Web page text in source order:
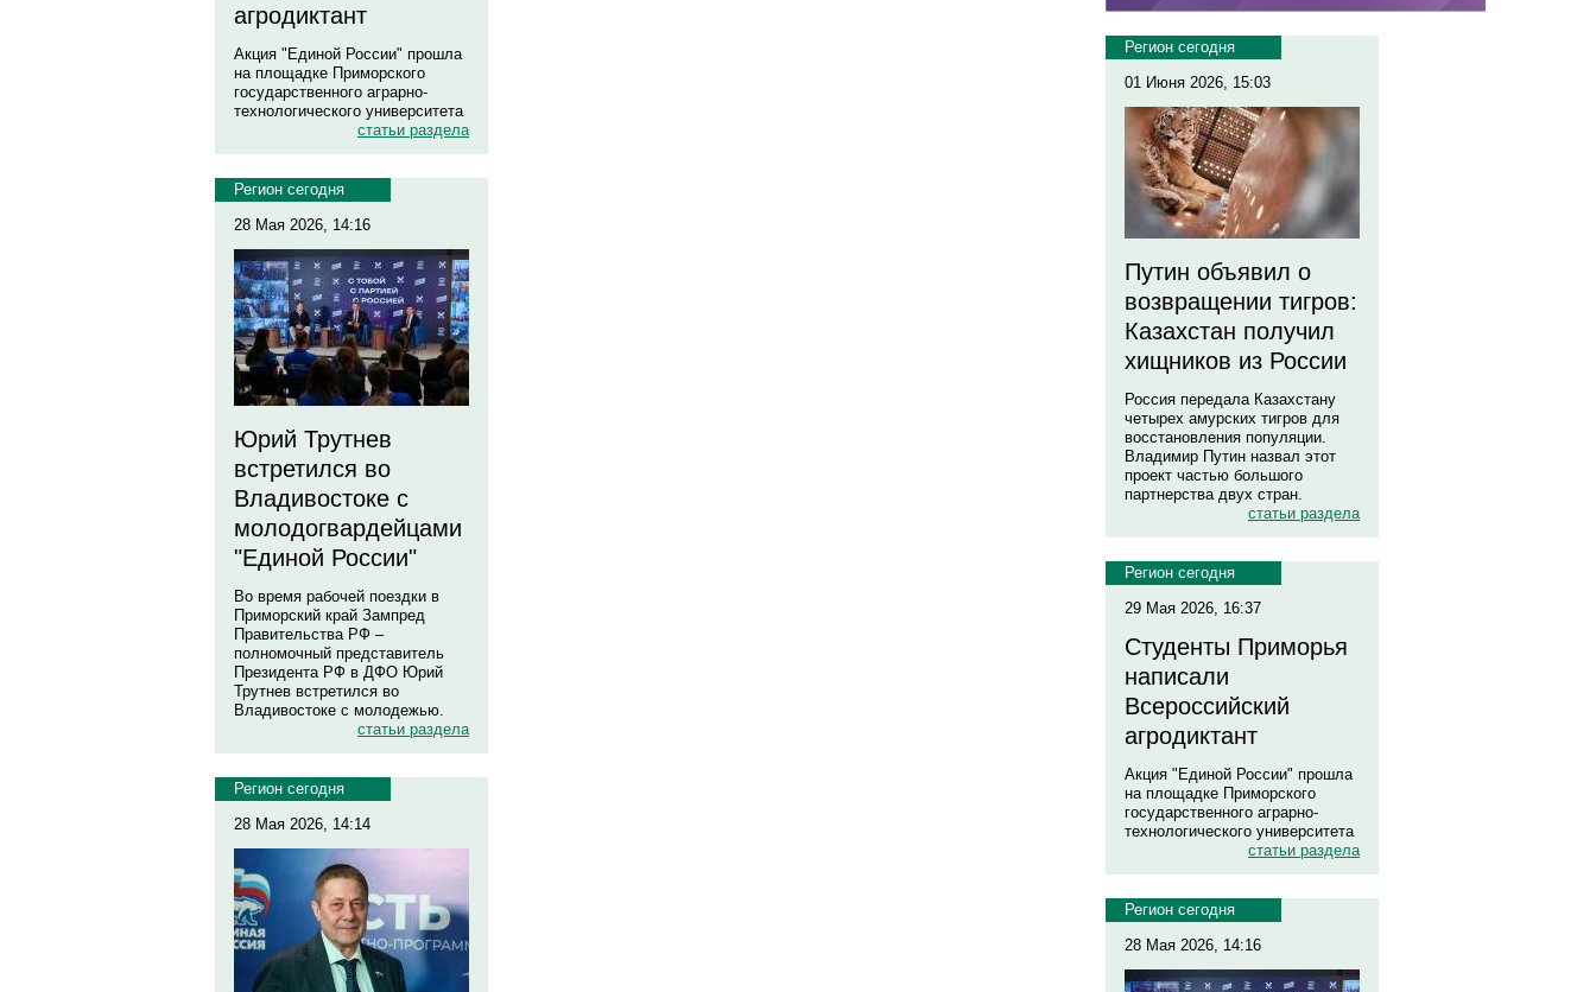
агродиктант
Акция "Единой России" прошла
на площадке Приморского
государственного аграрно-
технологического университета
статьи раздела
Регион сегодня
28 Мая 2026, 14:16
Юрий Трутнев
встретился во
Владивостоке с
молодогвардейцами
"Единой России"
Во время рабочей поездки в
Приморский край Зампред
Правительства РФ –
полномочный представитель
Президента РФ в ДФО Юрий
Трутнев встретился во
Владивостоке с молодежью.
статьи раздела
Регион сегодня
28 Мая 2026, 14:14
Регион сегодня
01 Июня 2026, 15:03
Путин объявил о
возвращении тигров:
Казахстан получил
хищников из России
Россия передала Казахстану
четырех амурских тигров для
восстановления популяции.
Владимир Путин назвал этот
проект частью большого
партнерства двух стран.
статьи раздела
Регион сегодня
29 Мая 2026, 16:37
Студенты Приморья
написали
Всероссийский
агродиктант
Акция "Единой России" прошла
на площадке Приморского
государственного аграрно-
технологического университета
статьи раздела
Регион сегодня
28 Мая 2026, 14:16